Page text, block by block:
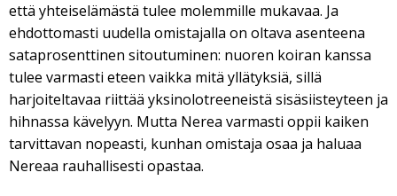
että yhteiselämästä tulee molemmille mukavaa. Ja
ehdottomasti uudella omistajalla on oltava asenteena
sataprosenttinen sitoutuminen: nuoren koiran kanssa
tulee varmasti eteen vaikka mitä yllätyksiä, sillä
harjoiteltavaa riittää yksinolotreeneistä sisäsiisteyteen ja
hihnassa kävelyyn. Mutta Nerea varmasti oppii kaiken
tarvittavan nopeasti, kunhan omistaja osaa ja haluaa
Nereaa rauhallisesti opastaa.